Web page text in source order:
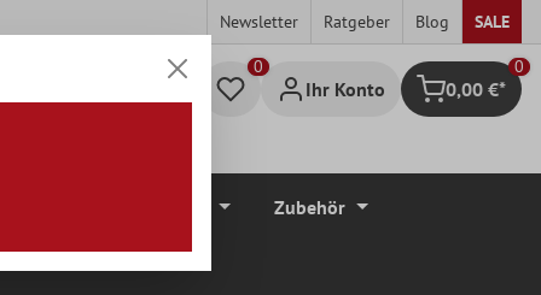
Newsletter Ratgeber Blog SALE
Ihr Konto Warenkorb
0
0,00 €*
Zubehör